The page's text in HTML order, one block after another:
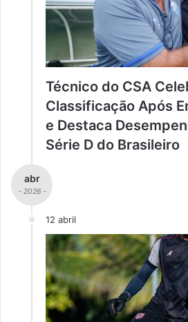
Técnico do CSA
Classificação Após
e Destaca
Série D do Brasileiro
abr
- 2026 -
12 abril